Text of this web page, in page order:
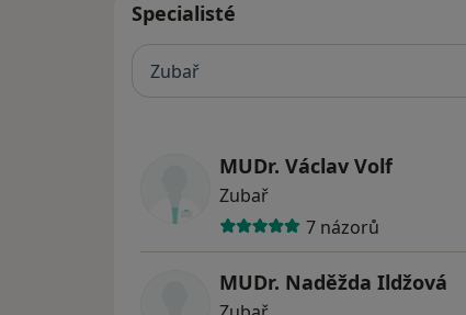
Specialisté
Zubař
MUDr. Václav Volf
Zubař
7 názorů
MUDr. Naděžda Ildžová